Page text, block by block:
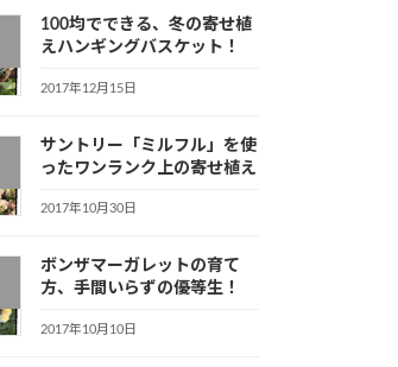
100均でできる、冬の寄せ植
えハンギングバスケット！
2017年12月15日
サントリー「ミルフル」を使
ったワンランク上の寄せ植え
2017年10月30日
ボンザマーガレットの育て
方、手間いらずの優等生！
2017年10月10日